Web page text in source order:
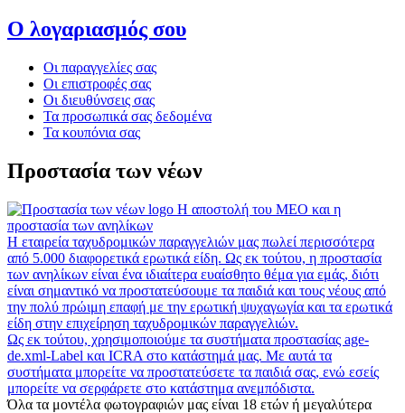
Ο λογαριασμός σου
Οι παραγγελίες σας
Οι επιστροφές σας
Οι διευθύνσεις σας
Τα προσωπικά σας δεδομένα
Τα κουπόνια σας
Προστασία των νέων
Η αποστολή του MEO και η
προστασία των ανηλίκων
Η εταιρεία ταχυδρομικών παραγγελιών μας πωλεί περισσότερα
από 5.000 διαφορετικά ερωτικά είδη. Ως εκ τούτου, η προστασία
των ανηλίκων είναι ένα ιδιαίτερα ευαίσθητο θέμα για εμάς, διότι
είναι σημαντικό να προστατεύσουμε τα παιδιά και τους νέους από
την πολύ πρώιμη επαφή με την ερωτική ψυχαγωγία και τα ερωτικά
είδη στην επιχείρηση ταχυδρομικών παραγγελιών.
Ως εκ τούτου, χρησιμοποιούμε τα συστήματα προστασίας age-
de.xml-Label και ICRA στο κατάστημά μας. Με αυτά τα
συστήματα μπορείτε να προστατεύσετε τα παιδιά σας, ενώ εσείς
μπορείτε να σερφάρετε στο κατάστημα ανεμπόδιστα.
Όλα τα μοντέλα φωτογραφιών μας είναι 18 ετών ή μεγαλύτερα